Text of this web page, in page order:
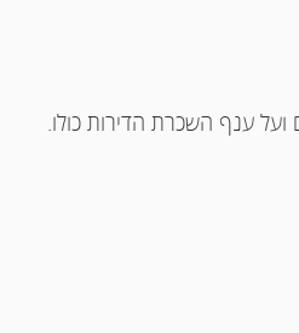
ענף השכרת הדירות כולו.